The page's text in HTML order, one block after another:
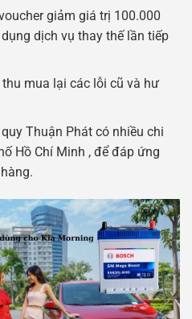
giảm giá trị 100.000
dịch vụ thay thế lần tiếp
mua lại các lỗi cũ và hư
Thuận Phát có nhiều chi
Hồ Chí Minh , để đáp ứng